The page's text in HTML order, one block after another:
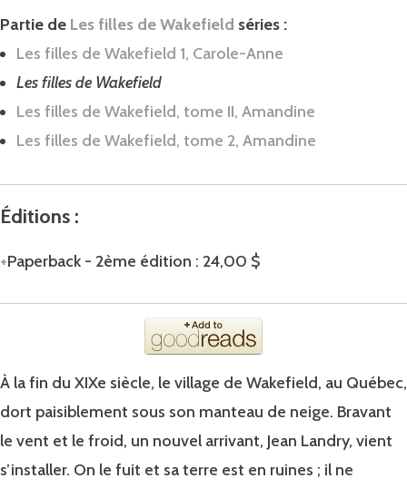
Partie de Les filles de Wakefield séries :
Les filles de Wakefield 1, Carole-Anne
Les filles de Wakefield
Les filles de Wakefield, tome II, Amandine
Les filles de Wakefield, tome 2, Amandine
Éditions :
Paperback - 2ème édition : 24,00 $
À la fin du XIXe siècle, le village de Wakefield, au Québec,
dort paisiblement sous son manteau de neige. Bravant
le vent et le froid, un nouvel arrivant, Jean Landry, vient
s’installer. On le fuit et sa terre est en ruines ; il ne